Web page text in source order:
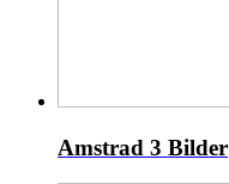
Amstrad 3 Bilder